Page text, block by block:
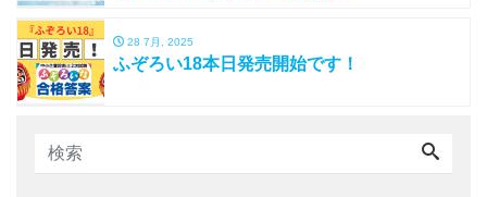
28 7月, 2025
ふぞろい18本日発売開始です！